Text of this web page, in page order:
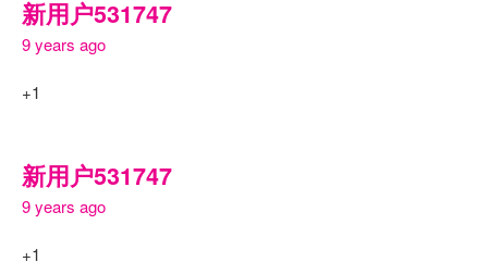
新用户531747
9 years ago
+1
新用户531747
9 years ago
+1